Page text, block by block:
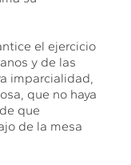
el ejercicio
y de las
imparcialidad,
que no haya
que
de la mesa